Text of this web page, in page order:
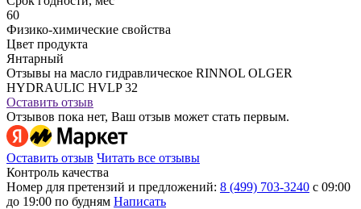
60
Физико-химические свойства
Цвет продукта
Янтарный
Отзывы на масло гидравлическое RINNOL OLGER
HYDRAULIC HVLP 32
Оставить отзыв
Отзывов пока нет, Ваш отзыв может стать первым.
Оставить отзыв Читать все отзывы
Контроль качества
Номер для претензий и предложений: 8 (499) 703-3240 с 09:00
до 19:00 по будням Написать